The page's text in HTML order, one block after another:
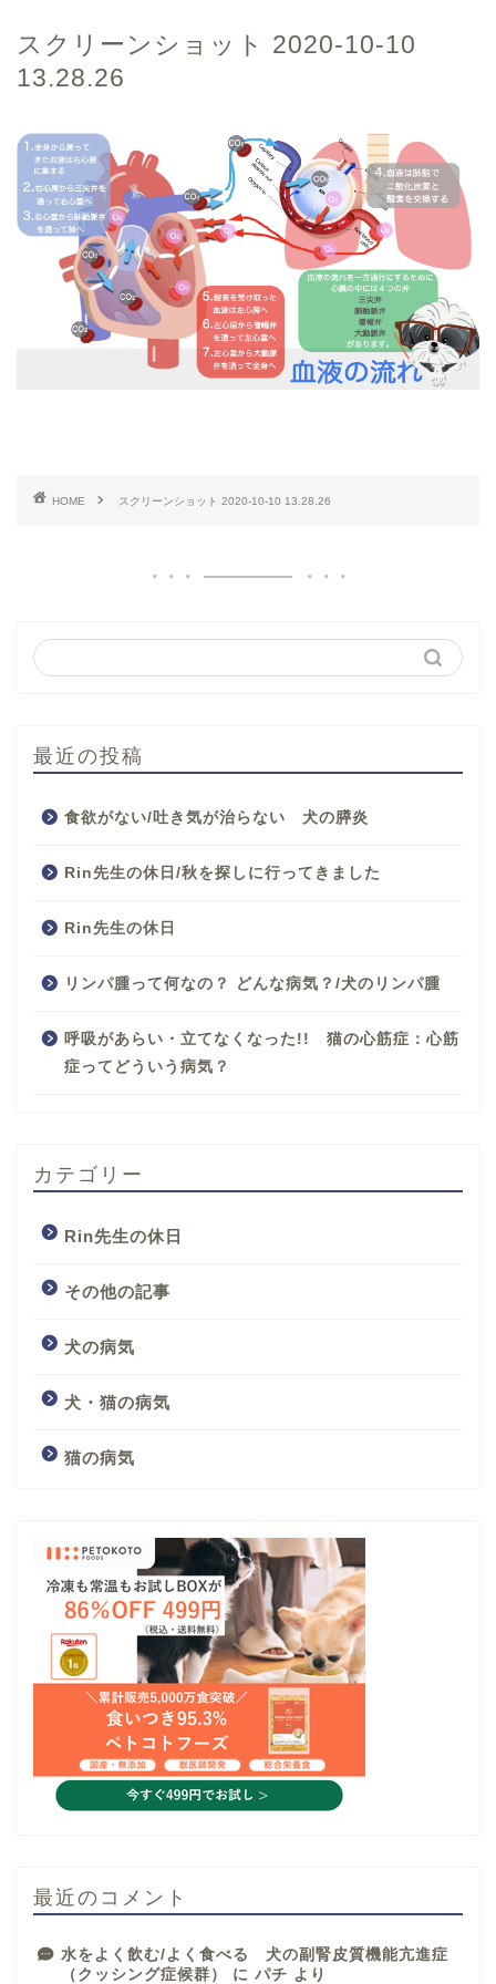
スクリーンショット 2020-10-10
13.28.26
HOME スクリーンショット 2020-10-10 13.28.26
最近の投稿
食欲がない/吐き気が治らない 犬の膵炎
Rin先生の休日/秋を探しに行ってきました
Rin先生の休日
リンパ腫って何なの？ どんな病気？/犬のリンパ腫
呼吸があらい・立てなくなった!! 猫の心筋症：心筋
症ってどういう病気？
カテゴリー
Rin先生の休日
その他の記事
犬の病気
犬・猫の病気
猫の病気
最近のコメント
水をよく飲む/よく食べる 犬の副腎皮質機能亢進症
（クッシング症候群）
に パチ より